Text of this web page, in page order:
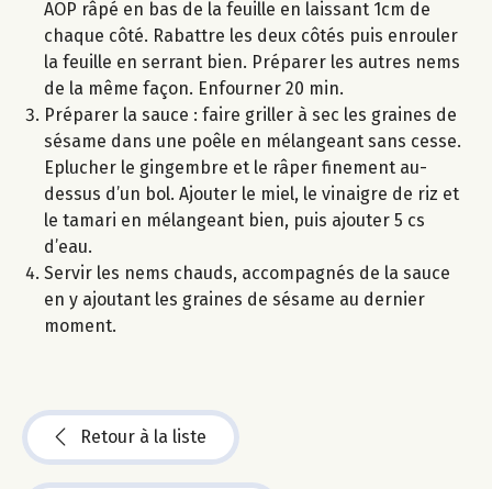
AOP râpé en bas de la feuille en laissant 1cm de
chaque côté. Rabattre les deux côtés puis enrouler
la feuille en serrant bien. Préparer les autres nems
de la même façon. Enfourner 20 min.
Préparer la sauce : faire griller à sec les graines de
sésame dans une poêle en mélangeant sans cesse.
Eplucher le gingembre et le râper finement au-
dessus d’un bol. Ajouter le miel, le vinaigre de riz et
le tamari en mélangeant bien, puis ajouter 5 cs
d’eau.
Servir les nems chauds, accompagnés de la sauce
en y ajoutant les graines de sésame au dernier
moment.
Retour à la liste